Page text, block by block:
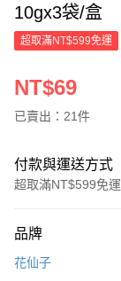
10gx3袋/盒
超取滿NT$599免運
NT$69
已賣出：21件
付款與運送方式
超取滿NT$599免運
信用卡一次付款
品牌
花仙子